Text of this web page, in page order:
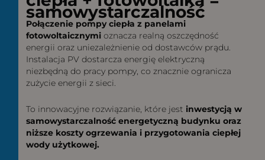
samowystarczalność
Połączenie pompy ciepła z panelami
fotowoltaicznymi oznacza realną oszczędność
energii oraz uniezależnienie od dostawców prądu.
Instalacja PV dostarcza energię elektryczną
niezbędną do pracy pompy, co znacznie ogranicza
zużycie energii z sieci.
To innowacyjne rozwiązanie, które jest inwestycją w
samowystarczalność energetyczną budynku oraz
niższe koszty ogrzewania i przygotowania ciepłej
wody użytkowej.